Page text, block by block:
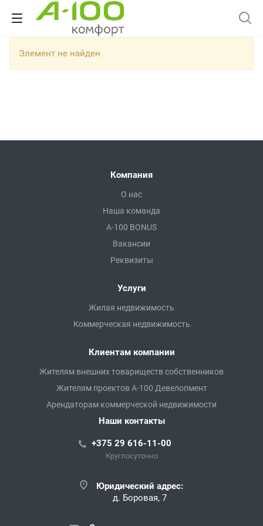
Элемент не найден
Компания
О нас
Наша команда
A-100 BONUS
Вакансии
Реквизиты
Услуги
Жилая недвижимость
Коммерческая недвижимость
Клиентам компании
Жителям внешних товариществ собственников
Жителям проектов А-100 Девелопмент
Арендаторам коммерческой недвижимости
Наши контакты
+375 29 616-11-00
Круглосуточно
Юридический адрес:
д. Боровая, 7